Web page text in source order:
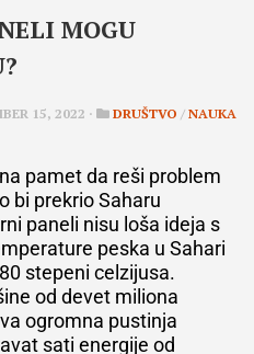
MOGU
15, 2022 · DRUŠTVO / NAUKA
pamet da reši problem
bi prekrio Saharu
paneli nisu loša ideja s
peska u Sahari
stepeni celzijusa.
od devet miliona
ogromna pustinja
sati energije od